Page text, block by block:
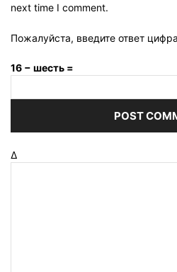
next time I comment.
Пожалуйста, введите ответ
16 − шесть =
Δ